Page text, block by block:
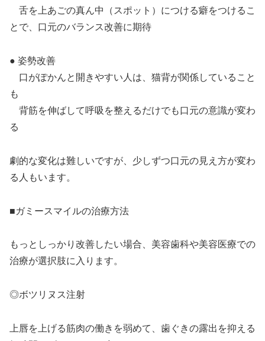
舌を上あごの真ん中（スポット）につける癖をつけるこ
とで、口元のバランス改善に期待
● 姿勢改善
口がぽかんと開きやすい人は、猫背が関係していること
も
背筋を伸ばして呼吸を整えるだけでも口元の意識が変わ
る
劇的な変化は難しいですが、少しずつ口元の見え方が変わ
る人もいます。
■ガミースマイルの治療方法
もっとしっかり改善したい場合、美容歯科や美容医療での
治療が選択肢に入ります。
◎ボツリヌス注射
上唇を上げる筋肉の働きを弱めて、歯ぐきの露出を抑える